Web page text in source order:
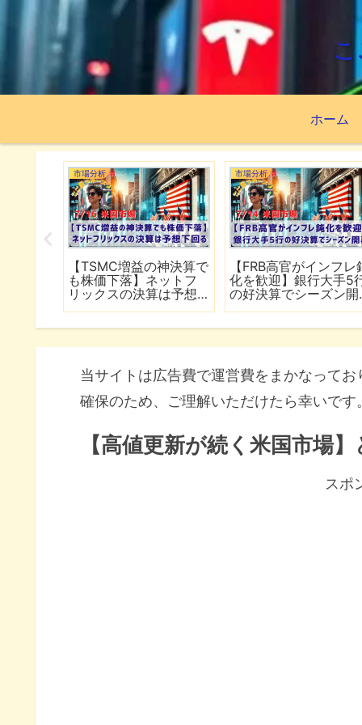
ホーム
市場分析
【TSMC増益の神決算で
も株価下落】ネットフ
リックスの決算は予想
市場分析
【FRB高官がインフレ
化を歓迎】銀行大手5
の好決算でシーズン開
当サイトは広告費で運営費をまかなって
確保のため、ご理解いただけたら幸いです
【高値更新が続く米国市場
スポ